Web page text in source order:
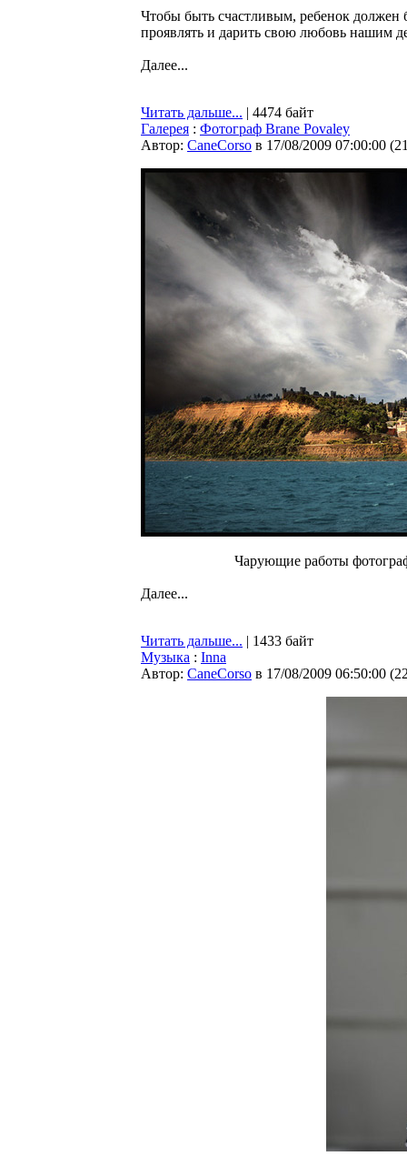
Чтобы быть счастливым, ребенок
проявлять и дарить свою любовь нашим
Далее...
Читать дальше... | 4474 байт
Галерея : Фотограф Brane Povaley
Автор: CaneCorso в 17/08/2009 07:00:00 (
Чарующие работы
Далее...
Читать дальше... | 1433 байт
Музыка : Inna
Автор: CaneCorso в 17/08/2009 06:50:00 (